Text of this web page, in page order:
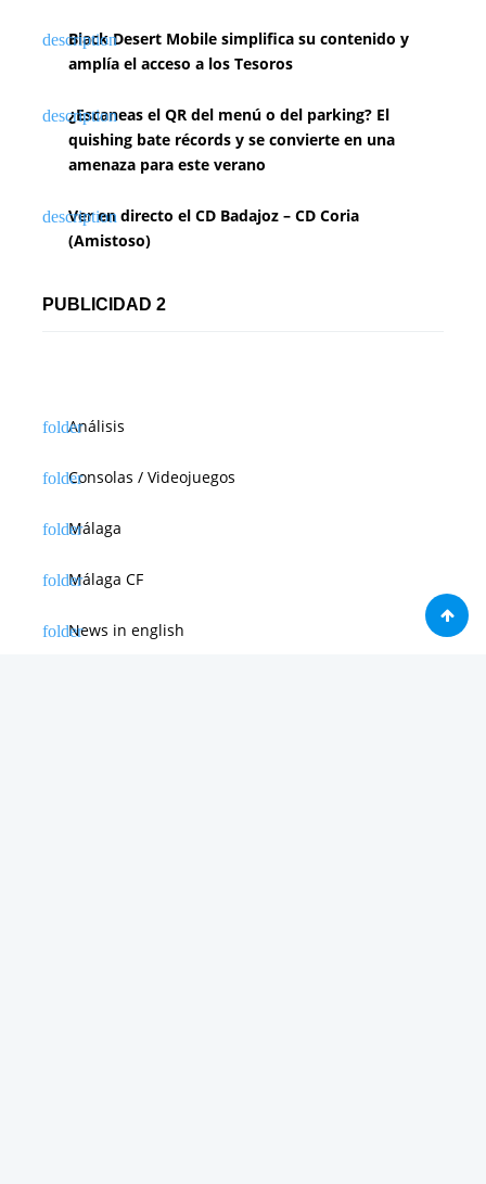
Black Desert Mobile simplifica su contenido y
amplía el acceso a los Tesoros
¿Escaneas el QR del menú o del parking? El
quishing bate récords y se convierte en una
amenaza para este verano
Ver en directo el CD Badajoz – CD Coria
(Amistoso)
PUBLICIDAD 2
Análisis
Consolas / Videojuegos
Málaga
Málaga CF
News in english